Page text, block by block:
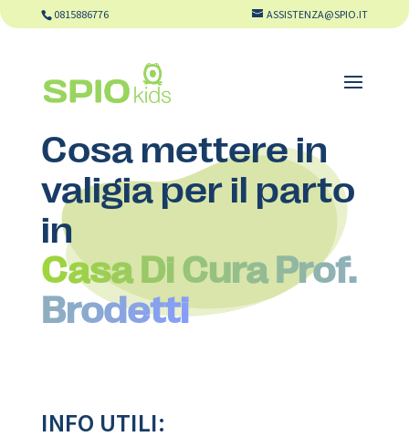
0815886776 ASSISTENZA@SPIO.IT
Cosa mettere in
valigia per il parto
in
Casa Di Cura Prof.
Brodetti
INFO UTILI: